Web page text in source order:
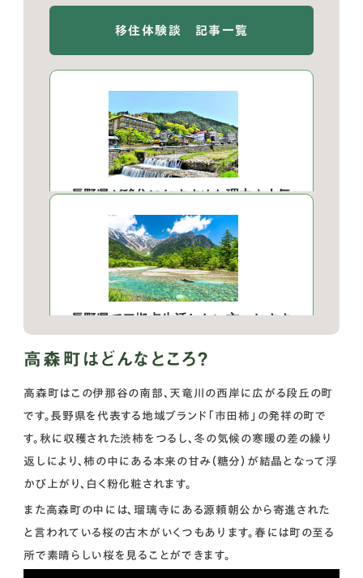
移住体験談 記事一覧
高森町はどんなところ？
高森町はこの伊那谷の南部、天竜川の西岸に広がる段丘の町
です。長野県を代表する地域ブランド「市田柿」の発祥の町で
す。秋に収穫された渋柿をつるし、冬の気候の寒暖の差の繰り
返しにより、柿の中にある本来の甘み（糖分）が結晶となって浮
かび上がり、白く粉化粧されます。
また高森町の中には、瑠璃寺にある源頼朝公から寄進された
と言われている桜の古木がいくつもあります。春には町の至る
所で素晴らしい桜を見ることができます。